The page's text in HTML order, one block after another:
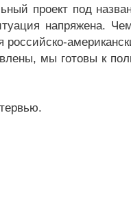
проект под
напряжена.
российско-
мы готовы к